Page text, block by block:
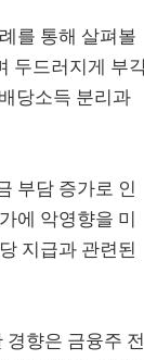
를 통해 살펴볼
두드러지게 부
당소득 분리과
부담 증가로 인
에 악영향을 미
지급과 관련된
향은 금융주 전